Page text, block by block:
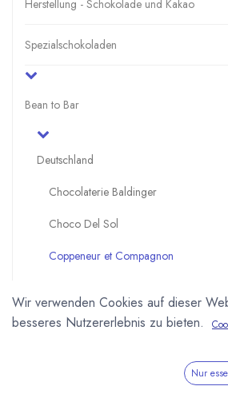
Herstellung - Schokolade und Kakao
Spezialschokoladen
Bean to Bar
Deutschland
Chocolaterie Baldinger
Choco Del Sol
Coppeneur et Compagnon
Edelmond Chocolatiers
Wir verwenden Cookies auf dieser
besseres Nutzererlebnis zu bieten.
Nur